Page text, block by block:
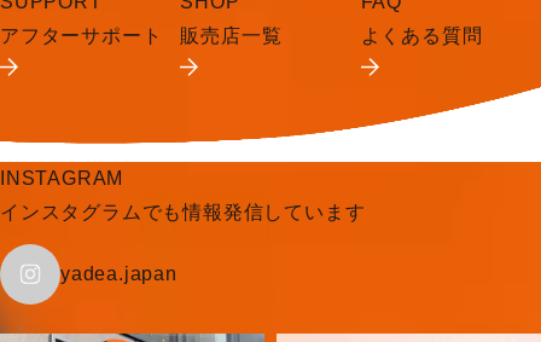
アフターサポート
販売店一覧
よくある質問
INSTAGRAM
インスタグラムでも情報発信しています
yadea.japan